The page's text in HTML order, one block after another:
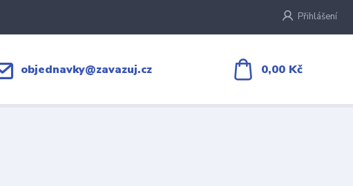
Přihlášení
objednavky@zavazuj.cz 0,00 Kč